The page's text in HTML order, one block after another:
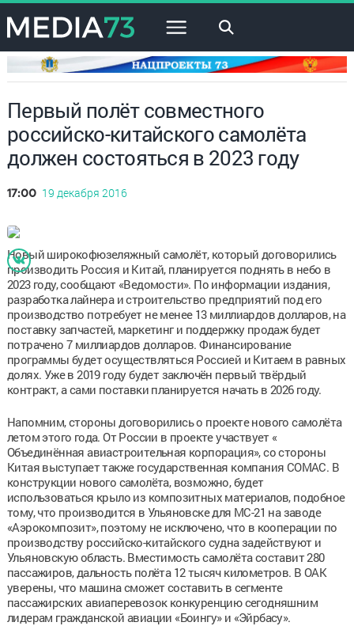
×
Первый полёт совместного
российско-китайского самолёта
должен состояться в 2023 году
17:00 19 декабря 2016
Новый широкофюзеляжный самолёт, который договорились
производить Россия и Китай, планируется поднять в небо в
2023 году, сообщают «Ведомости». По информации издания,
разработка лайнера и строительство предприятий под его
производство потребует не менее 13 миллиардов долларов, на
поставку запчастей, маркетинг и поддержку продаж будет
потрачено 7 миллиардов долларов. Финансирование
программы будет осуществляться Россией и Китаем в равных
долях. Уже в 2019 году будет заключён первый твёрдый
контракт, а сами поставки планируется начать в 2026 году.
Напомним, стороны договорились о проекте нового самолёта
летом этого года. От России в проекте участвует «
Объединённая авиастроительная корпорация», со стороны
Китая выступает также государственная компания COMAC. В
конструкции нового самолёта, возможно, будет
использоваться крыло из композитных материалов, подобное
тому, что производится в Ульяновске для МС-21 на заводе
«Аэрокомпозит», поэтому не исключено, что в кооперации по
производству российско-китайского судна задействуют и
Ульяновскую область. Вместимость самолёта составит 280
пассажиров, дальность полёта 12 тысяч километров. В ОАК
уверены, что машина сможет составить в сегменте
пассажирских авиаперевозок конкуренцию сегодняшним
лидерам гражданской авиации «Боингу» и «Эйрбасу».